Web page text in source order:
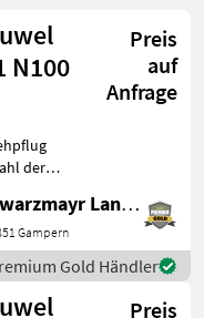
N100
Preis
auf
Anfrage
der
72194
Schwarzmayr Landtechnik GmbH - Gampern
Gampern
Gold Händler
Preis